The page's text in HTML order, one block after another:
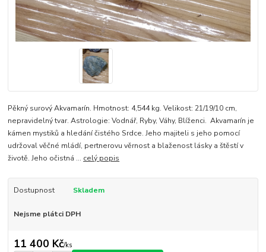
Pěkný surový Akvamarín. Hmotnost: 4,544 kg. Velikost: 21/19/10 cm,
nepravidelný tvar. Astrologie: Vodnář, Ryby, Váhy, Blíženci. Akvamarín je
kámen mystiků a hledání čistého Srdce. Jeho majiteli s jeho pomocí
udržoval věčné mládí, pertnerovu věrnost a blaženost lásky a štěstí v
životě. Jeho očistná ... celý popis
Dostupnost Skladem
Nejsme plátci DPH
11 400 Kč/ks